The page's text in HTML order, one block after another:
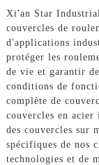
Xi'an Star
couvercles de
d'applications
protéger les
de vie et garantir
conditions de
complète de
couvercles en acier
des couvercles sur
spécifiques de nos
technologies et de